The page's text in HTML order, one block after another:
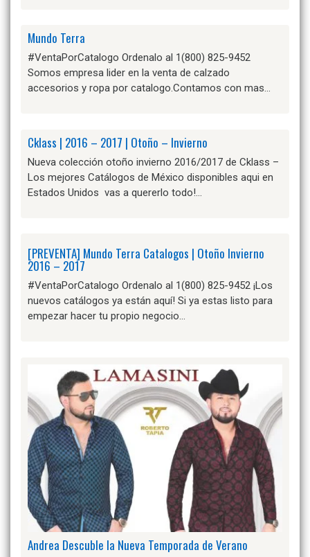
Mundo Terra
#VentaPorCatalogo Ordenalo al 1(800) 825-9452
Somos empresa lider en la venta de calzado
accesorios y ropa por catalogo.Contamos con mas…
Cklass | 2016 – 2017 | Otoño – Invierno
Nueva colección otoño invierno 2016/2017 de Cklass –
Los mejores Catálogos de México disponibles aqui en
Estados Unidos vas a quererlo todo!…
[PREVENTA] Mundo Terra Catalogos | Otoño Invierno
2016 – 2017
#VentaPorCatalogo Ordenalo al 1(800) 825-9452 ¡Los
nuevos catálogos ya están aquí! Si ya estas listo para
empezar hacer tu propio negocio…
Andrea Descuble la Nueva Temporada de Verano